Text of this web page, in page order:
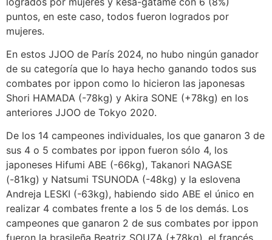
puntos, en este caso, todos fueron logrados por
mujeres.
En estos JJOO de París 2024, no hubo ningún ganador
de su categoría que lo haya hecho ganando todos sus
combates por ippon como lo hicieron las japonesas
Shori HAMADA (-78kg) y Akira SONE (+78kg) en los
anteriores JJOO de Tokyo 2020.
De los 14 campeones individuales, los que ganaron 3 de
sus 4 o 5 combates por ippon fueron sólo 4, los
japoneses Hifumi ABE (-66kg), Takanori NAGASE
(-81kg) y Natsumi TSUNODA (-48kg) y la eslovena
Andreja LESKI (-63kg), habiendo sido ABE el único en
realizar 4 combates frente a los 5 de los demás. Los
campeones que ganaron 2 de sus combates por ippon